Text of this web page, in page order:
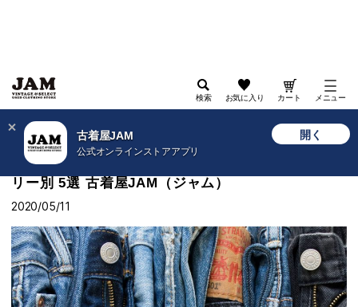
古着屋JAM
公式オンラインストアアプリ
開く
検索 お気に入り カート メニュー
古着屋JAM WEB
Pick up clothing “Denim Pants” おすすめカテゴリー別 5
選 古着屋JAM（ジャム）
Pick up clothing “Denim Pants” おすすめカテゴ
リー別 5選 古着屋JAM（ジャム）
2020/05/11